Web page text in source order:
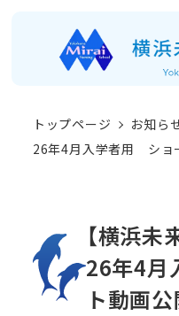
トップページ お知ら
26年4月入学者用 ショ
【横浜未
26年4
ト動画公